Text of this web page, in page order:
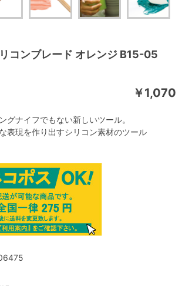
コンブレード オレンジ B15-05
￥1,070
グナイフでもない新しいツール。
表現を作り出すシリコン素材のツール